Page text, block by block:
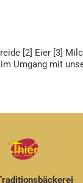
[2] Eier [3]
Umgang mit